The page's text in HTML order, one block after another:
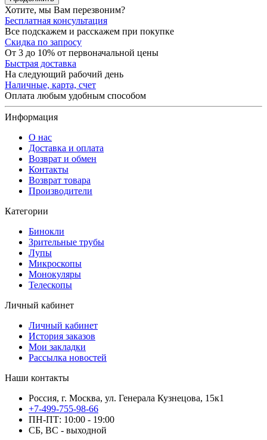
Хотите, мы Вам перезвоним?
Бесплатная консультация
Все подскажем и расскажем при покупке
Скидка по запросу
От 3 до 10% от первоначальной цены
Быстрая доставка
На следующий рабочий день
Наличные, карта, счет
Оплата любым удобным способом
Информация
О нас
Доставка и оплата
Возврат и обмен
Контакты
Возврат товара
Производители
Категории
Бинокли
Зрительные трубы
Лупы
Микроскопы
Монокуляры
Телескопы
Личный кабинет
Личный кабинет
История заказов
Мои закладки
Рассылка новостей
Наши контакты
Россия, г. Москва, ул. Генерала Кузнецова, 15к1
+7-499-755-98-66
ПН-ПТ: 10:00 - 19:00
СБ, ВС - выходной